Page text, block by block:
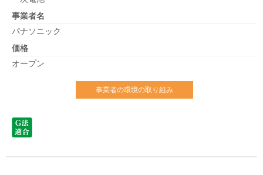
事業者名
パナソニック
価格
オープン
事業者の環境の取り組み